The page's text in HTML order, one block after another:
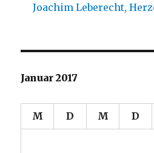
Joachim Leberecht,
Januar 2017
M D M D